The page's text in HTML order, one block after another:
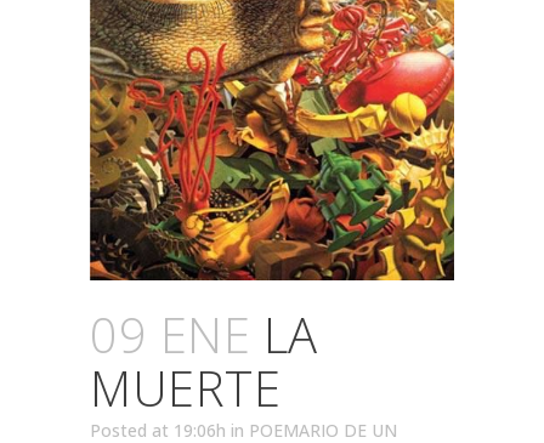
09 ENE LA
MUERTE
Posted at 19:06h in POEMARIO DE UN